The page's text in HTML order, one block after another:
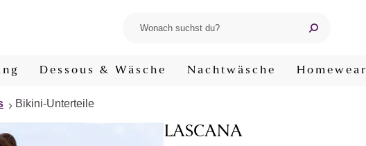
Dessous & Wäsche Nachtwäsche Homewear
Bikini-Unterteile
LASCANA